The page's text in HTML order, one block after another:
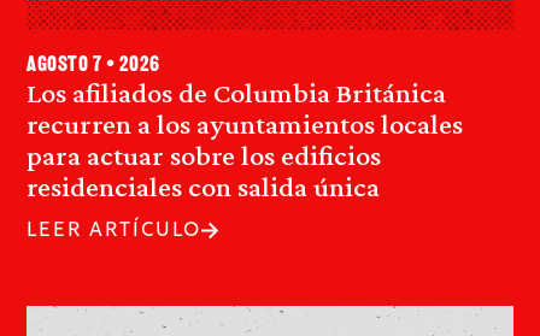
Los afiliados de Columbia Británica
recurren a los ayuntamientos locales
para actuar sobre los edificios
residenciales con salida única
agosto 7 • 2026
LEER ARTÍCULO